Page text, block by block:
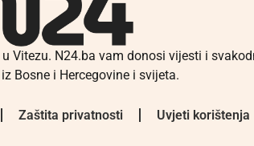
Vitezu. N24.ba vam donosi vijesti i
Bosne i Hercegovine i svijeta.
Zaštita privatnosti Uvjeti korištenja